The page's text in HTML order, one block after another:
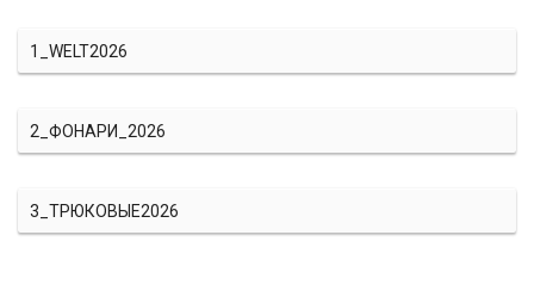
1_WELT2026
2_ФОНАРИ_2026
3_ТРЮКОВЫЕ2026